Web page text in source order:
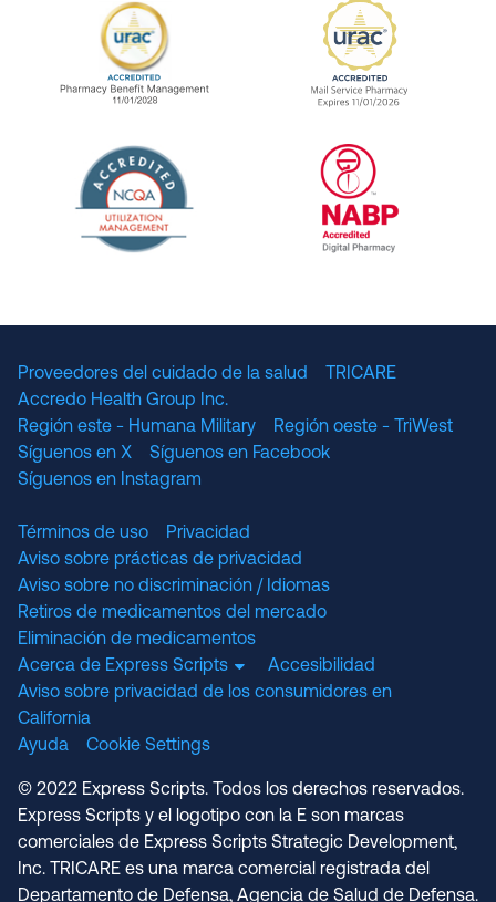
URAC Accredited Pharmacy Benefit
URAC
Proveedores del cuidado de la salud
TRICARE
Accredo Health Group Inc.
Región este - Humana Military
Región oeste - TriWest
Síguenos en X
Síguenos en Facebook
Síguenos en Instagram
Términos de uso
Privacidad
Aviso sobre prácticas de privacidad
Aviso sobre no discriminación / Idiomas
Retiros de medicamentos del mercado
Eliminación de medicamentos
Acerca de Express Scripts
Accesibilidad
Aviso sobre privacidad de los consumidores en
California
Ayuda
Cookie Settings
© 2022 Express Scripts. Todos los derechos reservados.
Express Scripts y el logotipo con la E son marcas
comerciales de Express Scripts Strategic Development,
Inc. TRICARE es una marca comercial registrada del
Departamento de Defensa, Agencia de Salud de Defensa.